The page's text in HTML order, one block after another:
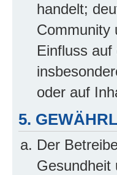
handelt;
Community
Einfluss
oder auf
5.
Der
Gesundheit